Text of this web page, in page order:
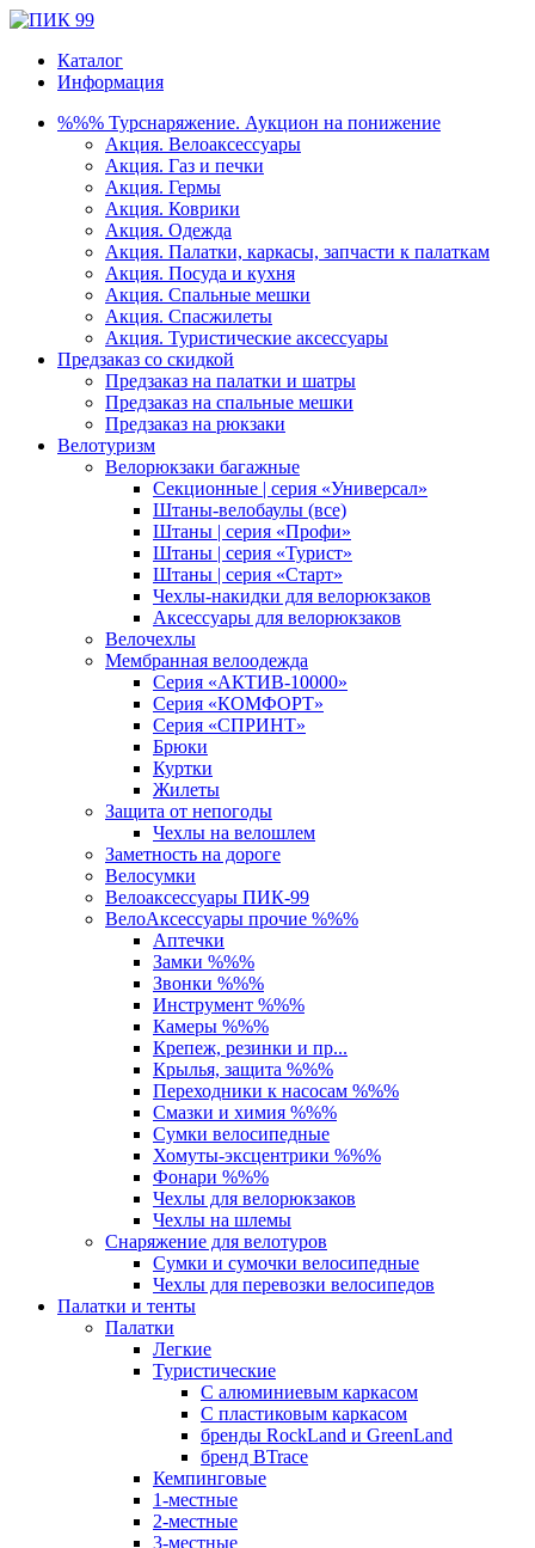
Каталог
Информация
%%% Турснаряжение. Аукцион на понижение
Акция. Велоаксессуары
Акция. Газ и печки
Акция. Гермы
Акция. Коврики
Акция. Одежда
Акция. Палатки, каркасы, запчасти к палаткам
Акция. Посуда и кухня
Акция. Спальные мешки
Акция. Спасжилеты
Акция. Туристические аксессуары
Предзаказ со скидкой
Предзаказ на палатки и шатры
Предзаказ на спальные мешки
Предзаказ на рюкзаки
Велотуризм
Велорюкзаки багажные
Секционные | серия «Универсал»
Штаны-велобаулы (все)
Штаны | серия «Профи»
Штаны | серия «Турист»
Штаны | серия «Старт»
Чехлы-накидки для велорюкзаков
Аксессуары для велорюкзаков
Велочехлы
Мембранная велоодежда
Серия «АКТИВ-10000»
Серия «КОМФОРТ»
Серия «СПРИНТ»
Брюки
Куртки
Жилеты
Защита от непогоды
Чехлы на велошлем
Заметность на дороге
Велосумки
Велоаксессуары ПИК-99
ВелоАксессуары прочие %%%
Аптечки
Замки %%%
Звонки %%%
Инструмент %%%
Камеры %%%
Крепеж, резинки и пр...
Крылья, защита %%%
Переходники к насосам %%%
Смазки и химия %%%
Сумки велосипедные
Хомуты-эксцентрики %%%
Фонари %%%
Чехлы для велорюкзаков
Чехлы на шлемы
Снаряжение для велотуров
Сумки и сумочки велосипедные
Чехлы для перевозки велосипедов
Палатки и тенты
Палатки
Легкие
Туристические
С алюминиевым каркасом
С пластиковым каркасом
бренды RockLand и GreenLand
бренд BTrace
Кемпинговые
1-местные
2-местные
3-местные